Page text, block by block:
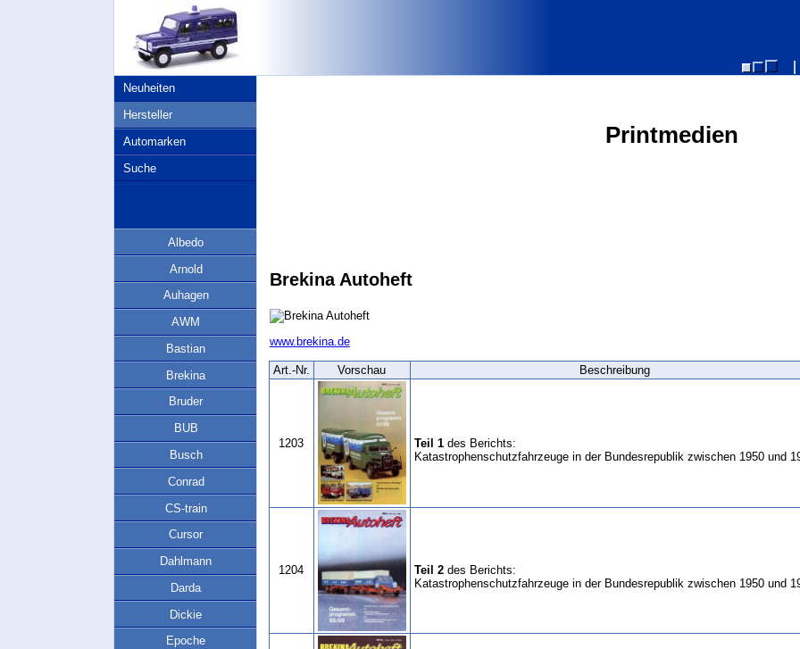
Neuheiten
Hersteller
Automarken
Suche
Albedo
Arnold
Auhagen
AWM
Bastian
Brekina
Bruder
BUB
Busch
Conrad
CS-train
Cursor
Dahlmann
Darda
Dickie
Epoche
Printmedien
Brekina Autoheft
www.brekina.de
Art.‑Nr. Vorschau Beschreibung
1203 Teil 1des Berichts:
Katastrophenschutzfahrzeuge in der Bundesrepublik zwischen 1950 und
1204 Teil 2des Berichts:
Katastrophenschutzfahrzeuge in der Bundesrepublik zwischen 1950 und